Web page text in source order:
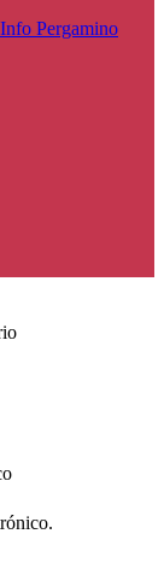
Info Pergamino